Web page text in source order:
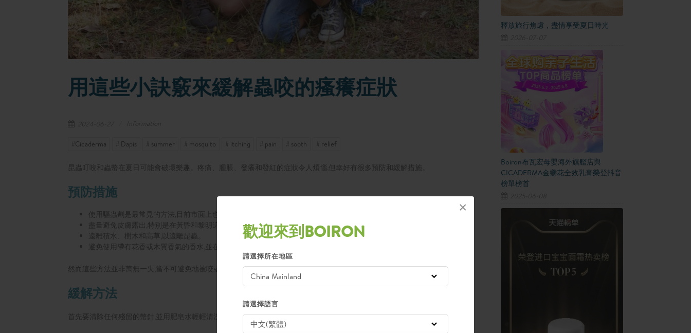
×
歡迎來到BOIRON
請選擇所在地區
請選擇語言
用這些小訣竅來緩解蟲咬的瘙癢症狀
#Cicaderma # Dapis # summer # mosquito # itching # pain # sooth # relief
昆蟲叮咬和蟲螫在夏日可能會破壞樂趣。疼痛、腫脹、發癢和發紅的症狀令人煩惱,但幸好有很多預防和緩解措施。
預防措施
使用驅蟲劑是最常見的方法,目前市面上也有各種選擇,包括天然成分的。
盡量避免皮膚露出,特別是在黃昏和黎明這些高峰時段。
遠離積水、樹木和高草,以遠離昆蟲。
避免使用帶有花香或木質香氣的香水,並在出汗後立即沖澡,因為蚊子會被汗水中的酵素吸引。
然而這些方法並非萬無一失,當不可避免地被咬或被蟲螫時,也有一些在家中可以進行的緩解方法。
緩解方法
首先要清除任何殘留的螫針,並用肥皂水輕輕清洗。
釋放旅行焦慮，盡情享受夏日時光
Boiron布瓦宏母嬰海外旗艦店與
CICADERMA金盞花全效乳膏榮登抖音
榜單榜首